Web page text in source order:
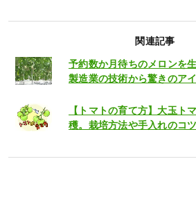
関連記事
予約数か月待ちのメロンを
製造業の技術から驚きのア
【トマトの育て方】大玉ト
穫。栽培方法や手入れのコ